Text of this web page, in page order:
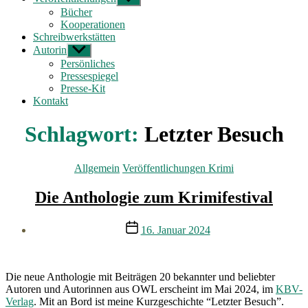
anzeigen
Bücher
Kooperationen
Schreibwerkstätten
Autorin Untermenü
anzeigen
Persönliches
Pressespiegel
Presse-Kit
Kontakt
Schlagwort: Letzter Besuch
Kategorien
Allgemein Veröffentlichungen Krimi
Die Anthologie zum Krimifestival
Veröffentlichungsdatum
16. Januar 2024
Die neue Anthologie mit Beiträgen 20 bekannter und beliebter
Autoren und Autorinnen aus OWL erscheint im Mai 2024, im KBV-
Verlag. Mit an Bord ist meine Kurzgeschichte “Letzter Besuch”.